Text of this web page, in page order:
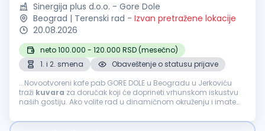
Sinergija plus d.o.o. - Gore Dole
Beograd | Terenski rad - Izvan pretražene lokacije
20.08.2026
neto 100.000 - 120.000 RSD (mesečno)
1. i 2. smena
Obaveštenje o statusu prijave
...Novootvoreni kafe pab GORE DOLE u Beogradu u Jerkoviću
traži kuvara za doručak koji će doprineti vrhunskom iskustvu
naših gostiju. Ako volite rad u dinamičnom okruženju i imate
timu...